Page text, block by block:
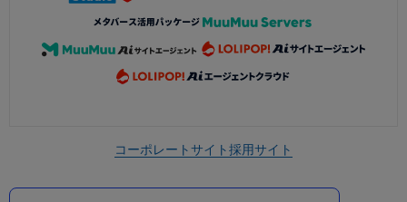
コーポレートサイト採用サイト